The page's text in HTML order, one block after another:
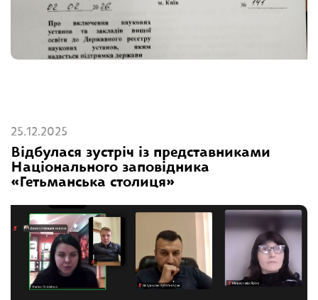
25.12.2025
Відбулася зустріч із представниками
Національного заповідника
«Гетьманська столиця»